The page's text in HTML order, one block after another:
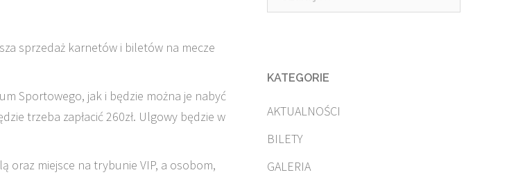
sprzedaż karnetów i biletów na mecze
Sportowego, jak i będzie można je nabyć
trzeba zapłacić 260zł. Ulgowy będzie w
oraz miejsce na trybunie VIP, a osobom,
KATEGORIE
AKTUALNOŚCI
BILETY
GALERIA